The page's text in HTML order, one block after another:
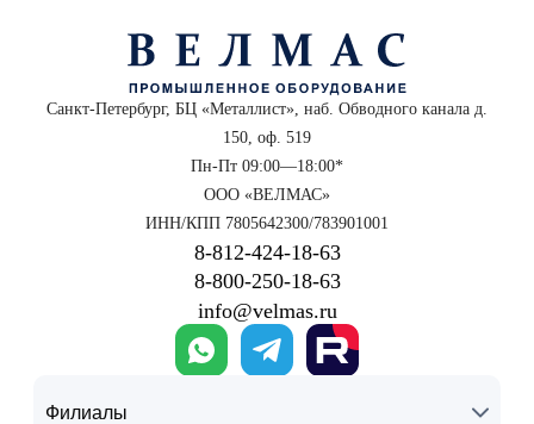
Санкт-Петербург, БЦ «Металлист», наб. Обводного канала д.
150, оф. 519
Пн-Пт 09:00—18:00*
ООО «ВЕЛМАС»
ИНН/КПП 7805642300/783901001
8‑812‑424‑18‑63
8‑800‑250‑18‑63
info@velmas.ru
Филиалы